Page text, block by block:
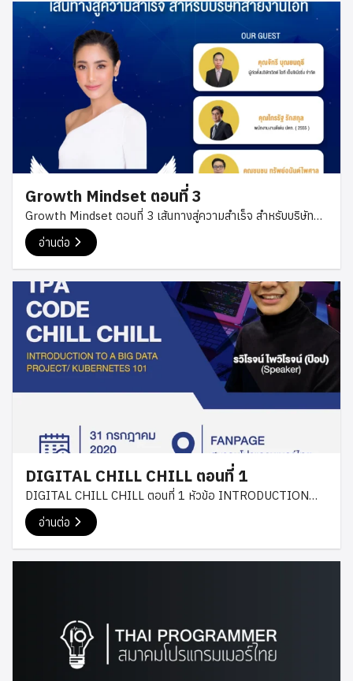
Growth Mindset ตอนที่ 3
Growth Mindset ตอนที่ 3 เส้นทางสู่ความสำเร็จ สำหรับบริษัท
สายงานไอที ดำเนินรายการโดย คุณปัญญดา คล้ายโพธิ์ทอง ร่วม
ตอบคำถามโดย คุณจักรี บุณยนฤธี คุณไกรรัฐ รักสกุล คุณชนชน
ทรัพย์อนันต์ไพศาล ปัจจุบันเด็กจบใหม่อยากทำงานในสาย
Software House และสาย IT มาก และ ควรทำอยากไงถึงให้ได้
งาน ในการรับพนักงานส่วนใหญ่จะมองในหลายๆองค์ประกอบ แต่
อย่างแรกจะเน้นในเรื่องประสบการณ์การทำงานว่าเคยทำอะไรมา
บ้าง ต่อมาจะที่จะดู คือ ใบเซอร์ว่าเหมาะสมกับงานของบริษัทไหม
และอีกอย่างก็เป็นวุฒิการศึกษาก็ยังสำคัญ อย่างสุดท้ายทัศนคติ
ตรงกับธุรกิจ หรือไม่ ประสบการณ์การทำงานในองค์กรท่ใหญ่ใน
ด้านพลังงาน องค์กรที่ใหญ่นั้นมีกำลังให้การหาพนักงานมากเลย
โดยสามารถหาพนักงานได้หลากหลาย หรือ จะหาแบบเจาะจงเฉพาะ
สายงานก็ทำได้ไม่ได้เป็นเรื่องยาก แต่เรื่องใหญ่ขององค์กรที่ใหญ่
วัฒธรรมทางองค์กรมากกว่าอีกอย่าง คือ องค์กรที่เติมโตไวจะ
ต้องการ พนักงานที่พร้อมจะเรื่องรู้อะไรใหม่ๆ ในยุคของ new
normal คนไปธนาคารน้อยลงธนาคารปรับตัวกันอย่างไง โดย
ธนาคารได้มองเรื่องอุปกรณ์ใดที่ใกล้กับลูกค้าที่สุด หนีไม่พ้น
โทรศัพท์เลยมีการทำธุรกรรมทางการเงินเป็นเรื่องที่ง่ายขึ้น โดยทั้ง
กัน การสมัครงานทางธนาคารควรทำอย่างไรบ้าง เริ่มด้วยการยืน
ใบสมัครจะมี 2 […]
อ่านต่อ
DIGITAL CHILL CHILL ตอนที่ 1
DIGITAL CHILL CHILL ตอนที่ 1 หัวข้อ INTRODUCTION
TO A BIG DATA PROJECT Introduction to a big data
project คุณรวิโรจน์ ไพวิโรจน์ วันศุกร์ที่ 31 กรกฎาคม 2020
Big Data คือข้อมูลจำนวนมาก และทุกประเภทก็คือ Big Data ยัง
Data จะมีทั้ง รูปภาพ เสียง วิดิโอ และข้อความ เป็นต้น Velocity :
อ่านต่อ